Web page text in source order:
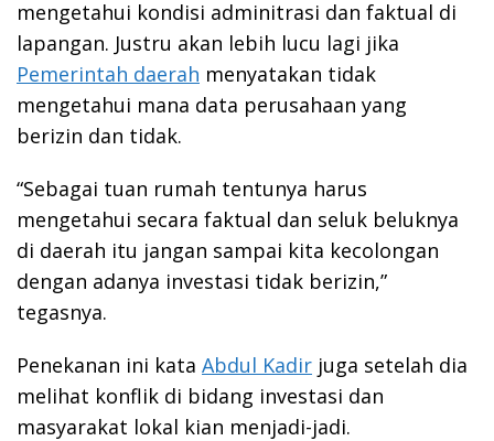
mengetahui kondisi adminitrasi dan faktual di
lapangan. Justru akan lebih lucu lagi jika
Pemerintah daerah menyatakan tidak
mengetahui mana data perusahaan yang
berizin dan tidak.
“Sebagai tuan rumah tentunya harus
mengetahui secara faktual dan seluk beluknya
di daerah itu jangan sampai kita kecolongan
dengan adanya investasi tidak berizin,”
tegasnya.
Penekanan ini kata Abdul Kadir juga setelah dia
melihat konflik di bidang investasi dan
masyarakat lokal kian menjadi-jadi.